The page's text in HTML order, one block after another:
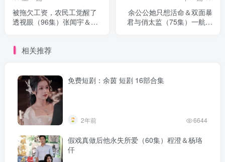
被拖欠工资，农民工觉醒了
透视眼（96集）张闻宇＆林
余公公她只想活命＆双面暴
君与俏太监（75集）一航＆
相关推荐
免费短剧：余茵 短剧 16部合集
2年前 6644
假戏真做后他永失所爱（60集）程澄＆杨珞
仟